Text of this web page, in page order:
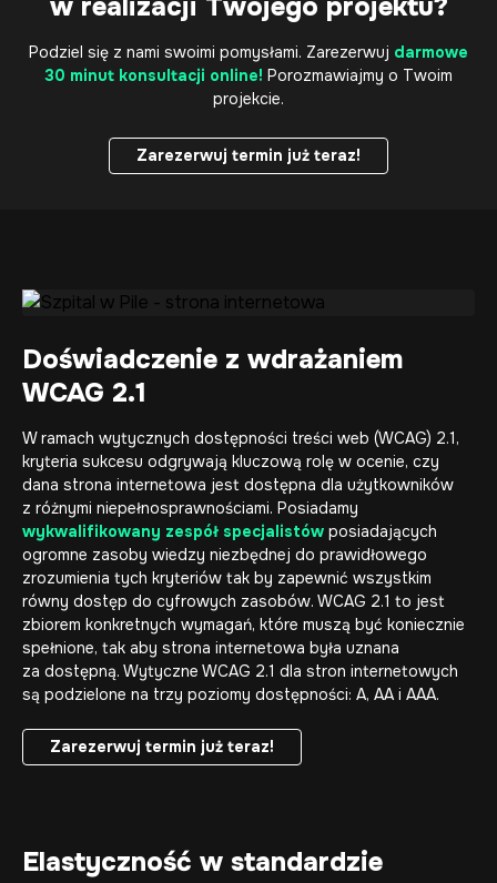
w realizacji Twojego projektu?
Podziel się z nami swoimi pomysłami. Zarezerwuj darmowe
30 minut konsultacji online! Porozmawiajmy o Twoim
projekcie.
Zarezerwuj termin już teraz!
Doświadczenie z wdrażaniem
WCAG 2.1
W ramach wytycznych dostępności treści web (WCAG) 2.1,
kryteria sukcesu odgrywają kluczową rolę w ocenie, czy
dana strona internetowa jest dostępna dla użytkowników
z różnymi niepełnosprawnościami. Posiadamy
wykwalifikowany zespół specjalistów posiadających
ogromne zasoby wiedzy niezbędnej do prawidłowego
zrozumienia tych kryteriów tak by zapewnić wszystkim
równy dostęp do cyfrowych zasobów. WCAG 2.1 to jest
zbiorem konkretnych wymagań, które muszą być koniecznie
spełnione, tak aby strona internetowa była uznana
za dostępną. Wytyczne WCAG 2.1 dla stron internetowych
są podzielone na trzy poziomy dostępności: A, AA i AAA.
Zarezerwuj termin już teraz!
Elastyczność w standardzie